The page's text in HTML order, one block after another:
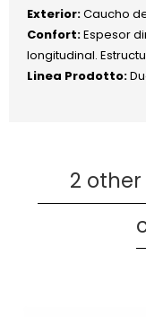
Exterior:Caucho
Confort:Espesor
longitudinal.
Linea Prodotto:
2